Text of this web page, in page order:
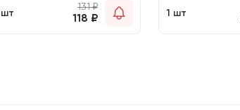
шт
131₽
118 ₽ 1 шт